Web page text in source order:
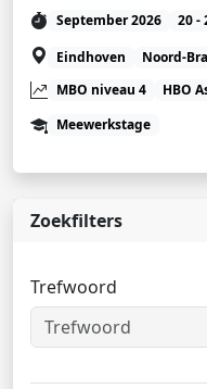
Zoekfilters
Trefwoord
September 2026 20 -
Eindhoven
Noord-
MBO niveau 4
HBO
Meewerkstage